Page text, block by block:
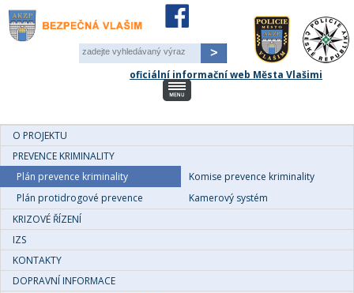
oficiální informační web Města Vlašimi
Pole
-
O PROJEKTU
PREVENCE KRIMINALITY
Plán prevence kriminality
Komise prevence kriminality
Plán protidrogové prevence
Kamerový systém
KRIZOVÉ ŘÍZENÍ
IZS
KONTAKTY
DOPRAVNÍ INFORMACE